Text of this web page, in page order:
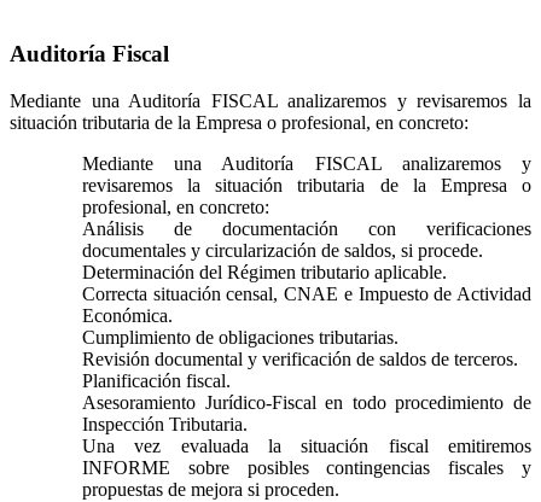
Auditoría Fiscal
Mediante una Auditoría FISCAL analizaremos y revisaremos la
situación tributaria de la Empresa o profesional, en concreto:
Mediante una Auditoría FISCAL analizaremos y
revisaremos la situación tributaria de la Empresa o
profesional, en concreto:
Análisis de documentación con verificaciones
documentales y circularización de saldos, si procede.
Determinación del Régimen tributario aplicable.
Correcta situación censal, CNAE e Impuesto de Actividad
Económica.
Cumplimiento de obligaciones tributarias.
Revisión documental y verificación de saldos de terceros.
Planificación fiscal.
Asesoramiento Jurídico-Fiscal en todo procedimiento de
Inspección Tributaria.
Una vez evaluada la situación fiscal emitiremos
INFORME sobre posibles contingencias fiscales y
propuestas de mejora si proceden.